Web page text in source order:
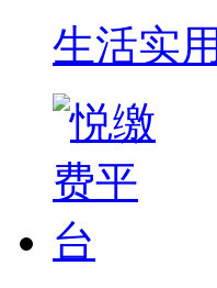
生活实用